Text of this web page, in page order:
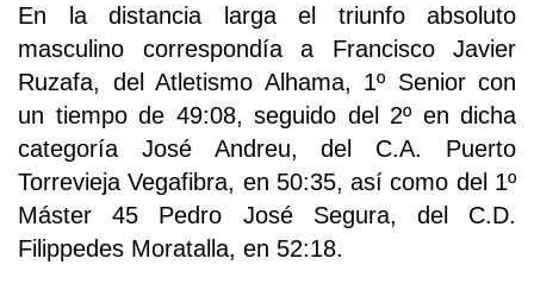
En la distancia larga el triunfo absoluto
masculino correspondía a Francisco Javier
Ruzafa, del Atletismo Alhama, 1º Senior con
un tiempo de 49:08, seguido del 2º en dicha
categoría José Andreu, del C.A. Puerto
Torrevieja Vegafibra, en 50:35, así como del 1º
Máster 45 Pedro José Segura, del C.D.
Filippedes Moratalla, en 52:18.